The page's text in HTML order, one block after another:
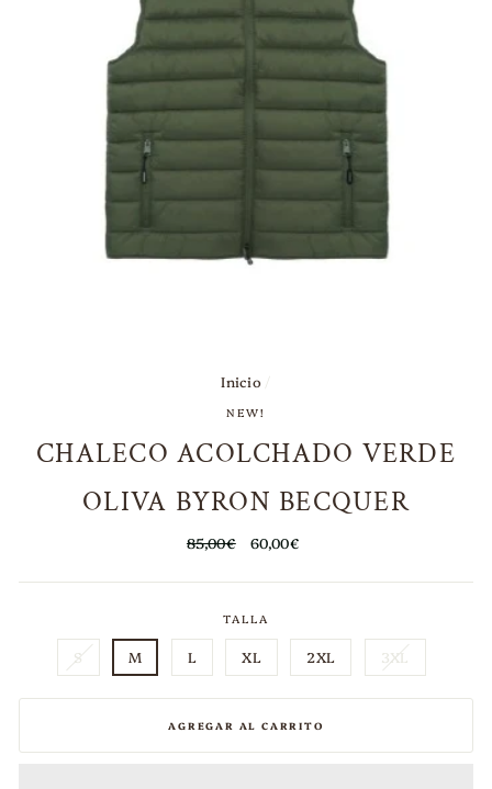
Inicio /
NEW!
CHALECO ACOLCHADO VERDE
OLIVA BYRON BECQUER
Precio
85,00€
Precio
oferta
60,00€
TALLA
S M L XL 2XL 3XL
AGREGAR AL CARRITO